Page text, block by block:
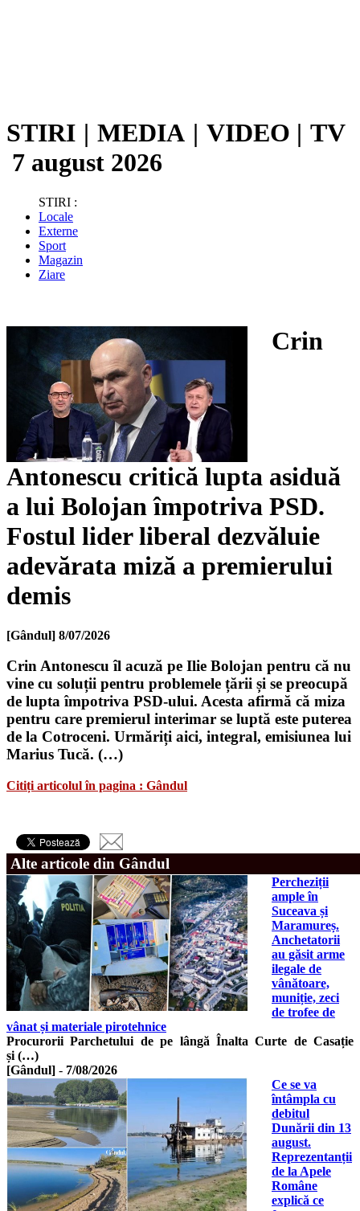
STIRI | MEDIA | VIDEO | TV
7 august 2026
STIRI :
Locale
Externe
Sport
Magazin
Ziare
Crin
Antonescu critică lupta asiduă
a lui Bolojan împotriva PSD.
Fostul lider liberal dezvăluie
adevărata miză a premierului
demis
[Gândul] 8/07/2026
Crin Antonescu îl acuză pe Ilie Bolojan pentru că nu
vine cu soluții pentru problemele țării și se preocupă
de lupta împotriva PSD-ului. Acesta afirmă că miza
pentru care premierul interimar se luptă este puterea
de la Cotroceni. Urmăriți aici, integral, emisiunea lui
Marius Tucă. (…)
Citiți articolul în pagina : Gândul
Alte articole din Gândul
Percheziții
ample în
Suceava și
Maramureș.
Anchetatorii
au găsit arme
ilegale de
vânătoare,
muniție, zeci
de trofee de
vânat și materiale pirotehnice
Procurorii Parchetului de pe lângă Înalta Curte de Casație
și (…)
[Gândul] - 7/08/2026
Ce se va
întâmpla cu
debitul
Dunării din 13
august.
Reprezentanții
de la Apele
Române
explică ce